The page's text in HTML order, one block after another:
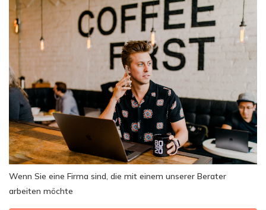
Wenn Sie eine Firma sind, die mit einem unserer Berater
arbeiten möchte